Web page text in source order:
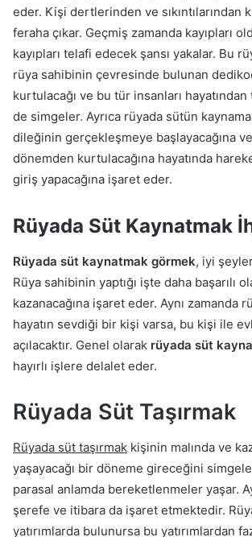
eder. Kişi dertlerinden ve sıkıntılarından
feraha çıkar. Geçmiş zamanda kayıpları
kayıpları telafi edecek şansı yakalar. Bu
rüya sahibinin çevresinde bulunan
kurtulacağı ve bu tür insanları
de simgeler. Ayrıca rüyada sütün
dileğinin gerçekleşmeye başlayacağına
dönemden kurtulacağına hayatında
giriş yapacağına işaret eder.
Rüyada Süt Kaynatmak
Rüyada süt kaynatmak görmek, iyi
Rüya sahibinin yaptığı işte daha başarılı
kazanacağına işaret eder. Aynı zamanda
hayatın sevdiği bir kişi varsa, bu kişi ile
açılacaktır. Genel olarak rüyada süt
hayırlı işlere delalet eder.
Rüyada Süt Taşırmak
Rüyada süt taşırmak kişinin malında ve
yaşayacağı bir döneme gireceğini
parasal anlamda bereketlenmeler yaşar.
şerefe ve itibara da işaret etmektedir.
yatırımlarda bulunursa bu yatırımlardan